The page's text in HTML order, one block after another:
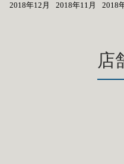
2018年12月
2018年11月 2018
店